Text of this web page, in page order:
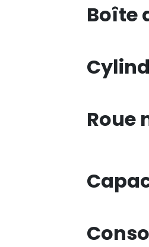
Boîte
Roue